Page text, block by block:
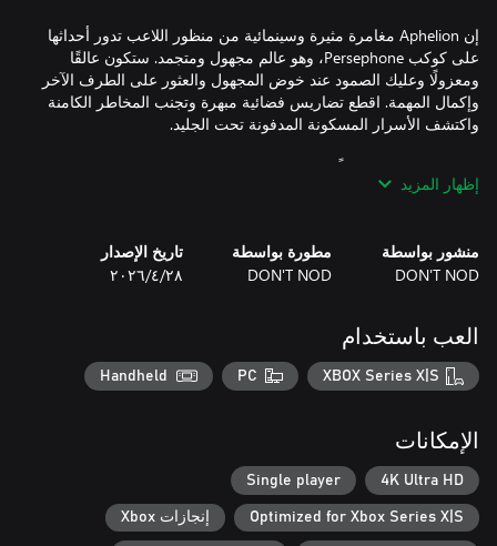
إن Aphelion مغامرة مثيرة وسينمائية من منظور اللاعب تدور أحداثها
على كوكب Persephone، وهو عالم مجهول ومتجمد. ستكون عالقًا
ومعزولًا وعليك الصمود عند خوض المجهول والعثور على الطرف الآخر
وإكمال المهمة. اقطع تضاريس فضائية مبهرة وتجنب المخاطر الكامنة
ستكون مجهزًا فقط بمعدات الاستطلاع الخاصة بك، وهي pathfinder
مواجهة المجهول وقطع التضاريس الخطرة وجمع الأدلة عن الظاهرة
يجب على Ariane أن تثابر وتواصل المضي قدمًا لإنقاذ Thomas.
تتنقل فوق الهاويات المظلمة الخطيرة وتتسلق الجليد الذائب، مخاطرة
يعتمد على البراعة والملاحظة، لجمع ما تبقى من الحطام للنجاة. وبينما
تقوم الشخصيتان باستكشاف البيئة المحيطة والتحقق منها، ستكتشفان
إظهار المزيد
منشور بواسطة
DON'T NOD
مطورة بواسطة
DON'T NOD
تاريخ الإصدار
٢٨‏/٤‏/٢٠٢٦
العب باستخدام
XBOX Series X|S
PC
Handheld
الإمكانات
4K Ultra HD
Single player
Optimized for Xbox Series X|S إنجازات Xbox